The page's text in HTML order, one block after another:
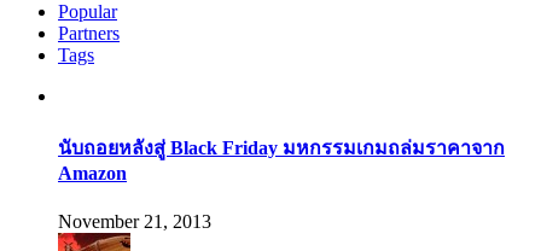
Popular
Partners
Tags
นับถอยหลังสู่ Black Friday มหกรรมเกมถล่มราคาจาก
Amazon
November 21, 2013